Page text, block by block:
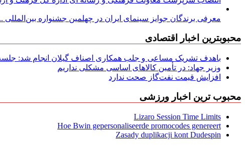
معرفی برندگان جوایز سینمای ایران در چهلمین جشنواره بین‌المللی
محبوبترین اخبار اقتصادی
باهدف تشریک مساعی و جلب همکاری اصناف گیلان انجام شد:
وزیر جهاد: در تأمین کالاهای اساسی مشکلی نداریم
افزایش قیمت نفت‌گاز صحت ندارد
محبوب ترین اخبار ورزشی
Lizaro Session Time Limits
Hoe Bwin gepersonaliseerde promocodes genereert
Zasady duplikacji kont Dudespin